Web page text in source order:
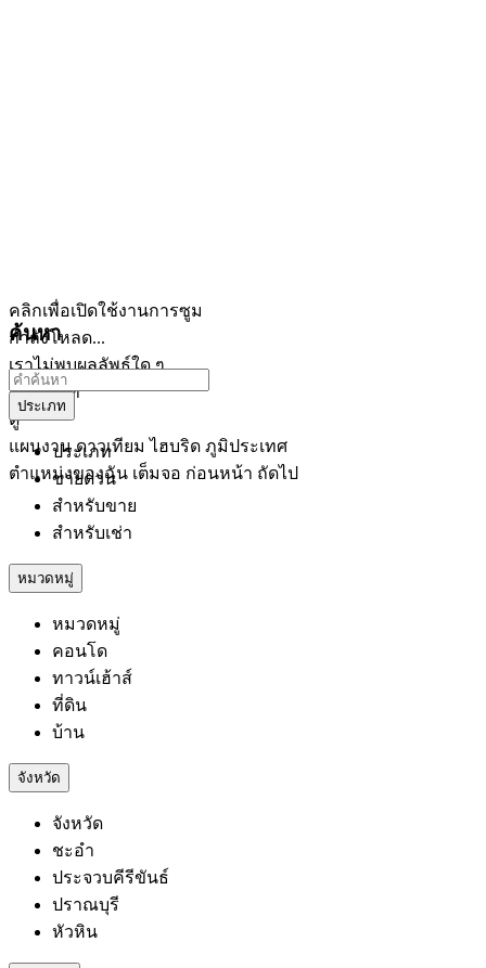
คลิกเพื่อเปิดใช้งานการซูม
กำลังโหลด...
เราไม่พบผลลัพธ์ใด ๆ
เปิดแผนที่
ดู
แผนงาน ดาวเทียม ไฮบริด ภูมิประเทศ
ตำแหน่งของฉัน เต็มจอ ก่อนหน้า ถัดไป
ค้นหา
ประเภท
ประเภท
ขายด่วน
สำหรับขาย
สำหรับเช่า
หมวดหมู่
หมวดหมู่
คอนโด
ทาวน์เฮ้าส์
ที่ดิน
บ้าน
จังหวัด
จังหวัด
ชะอำ
ประจวบคีรีขันธ์
ปราณบุรี
หัวหิน